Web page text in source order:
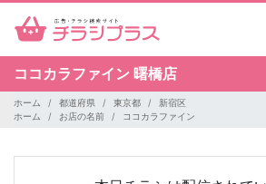
ココカラファイン 曙橋店
ホーム 都道府県 東京都
新宿区
ホーム
お店の名前 ココカラファイン